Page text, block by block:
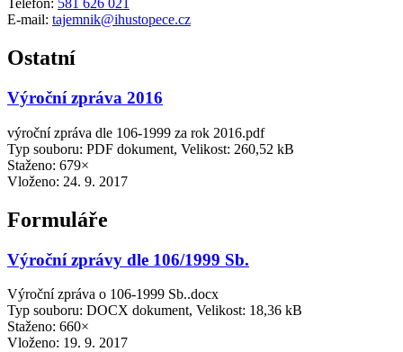
Telefon: 581 626 021
E-mail: tajemnik@ihustopece.cz
Ostatní
Výroční zpráva 2016
výroční zpráva dle 106-1999 za rok 2016.pdf
Typ souboru: PDF dokument, Velikost: 260,52 kB
Staženo: 679×
Vloženo: 24. 9. 2017
Formuláře
Výroční zprávy dle 106/1999 Sb.
Výroční zpráva o 106-1999 Sb..docx
Typ souboru: DOCX dokument, Velikost: 18,36 kB
Staženo: 660×
Vloženo: 19. 9. 2017